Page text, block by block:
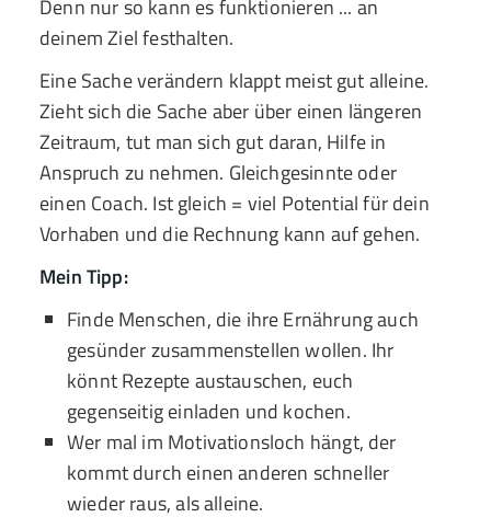
Denn nur so kann es funktionieren ... an
deinem Ziel festhalten.
Eine Sache verändern klappt meist gut alleine.
Zieht sich die Sache aber über einen längeren
Zeitraum, tut man sich gut daran, Hilfe in
Anspruch zu nehmen. Gleichgesinnte oder
einen Coach. Ist gleich = viel Potential für dein
Vorhaben und die Rechnung kann auf gehen.
Mein Tipp:
Finde Menschen, die ihre Ernährung auch
gesünder zusammenstellen wollen. Ihr
könnt Rezepte austauschen, euch
gegenseitig einladen und kochen.
Wer mal im Motivationsloch hängt, der
kommt durch einen anderen schneller
wieder raus, als alleine.